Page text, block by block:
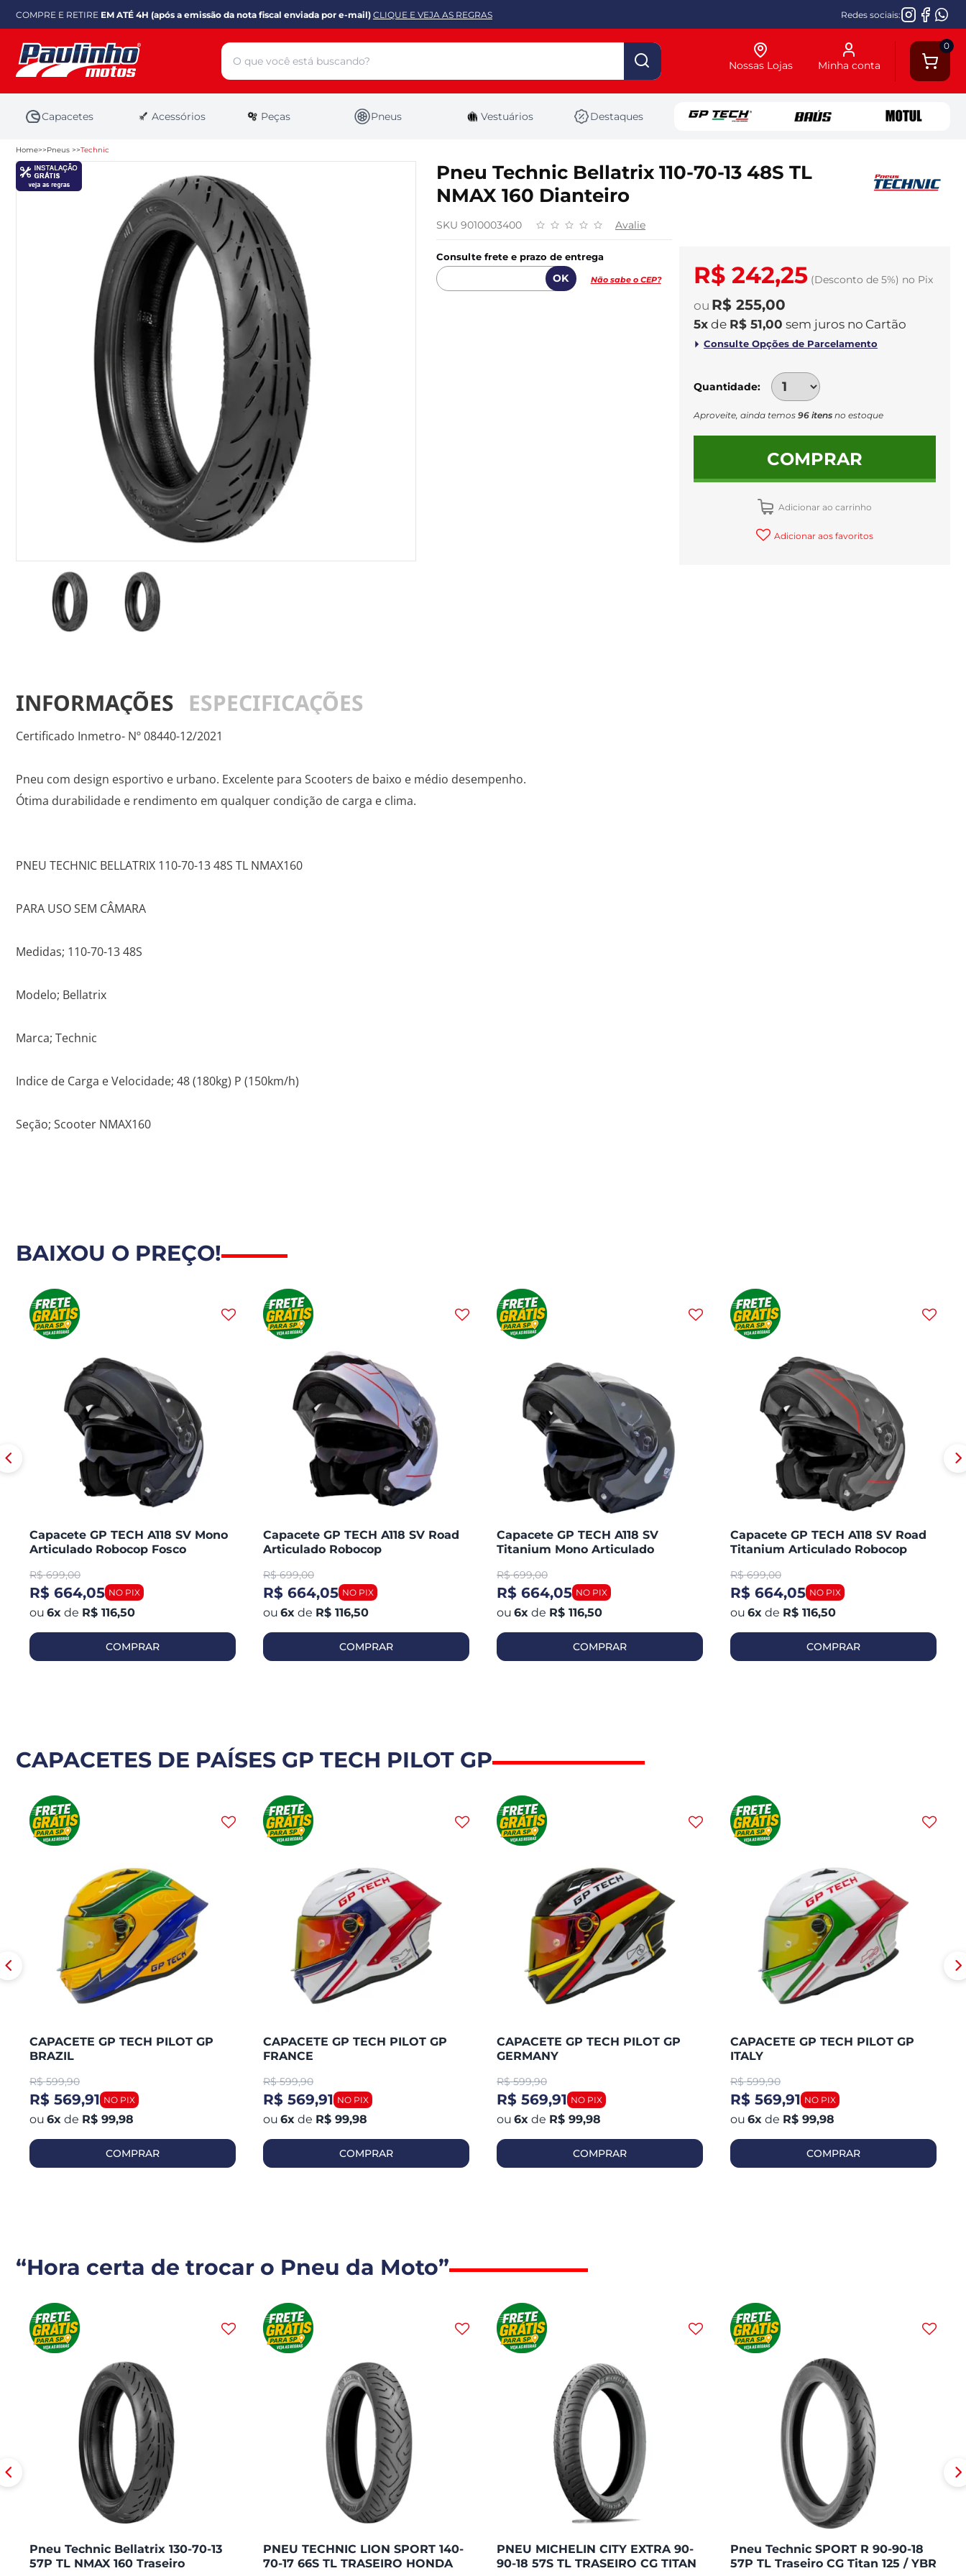
COMPRE E RETIRE EM ATÉ 4H (após a emissão da nota fiscal enviada por e-mail) CLIQUE E VEJA AS REGRAS Redes sociais:
0
Minha conta
Nossas Lojas
Capacetes Acessórios Peças Pneus Vestuários Destaques
Home Pneus Technic
Pneu Technic Bellatrix 110-70-13 48S TL
NMAX 160 Dianteiro
SKU 9010003400 Avalie
Consulte frete e prazo de entrega
Não sabe o CEP? R$ 242,25 (Desconto de 5%) no Pix
R$ 255,00
5x de R$ 51,00 sem juros no
Quantidade
Aproveite, ainda temos 96 itens no estoque
COMPRAR
Adicionar ao carrinho
Adicionar aos favoritos
INFORMAÇÕES ESPECIFICAÇÕES
Certificado Inmetro- Nº 08440-12/2021
Pneu com design esportivo e urbano. Excelente para Scooters de baixo e médio desempenho.
Ótima durabilidade e rendimento em qualquer condição de carga e clima.
PNEU TECHNIC BELLATRIX 110-70-13 48S TL NMAX160
PARA USO SEM CÂMARA
Medidas; 110-70-13 48S
Modelo; Bellatrix
Marca; Technic
Indice de Carga e Velocidade; 48 (180kg) P (150km/h)
Seção; Scooter NMAX160
BAIXOU O PREÇO!
Capacete GP TECH A118 SV Mono
Articulado Robocop Fosco
R$ 699,00
R$ 664,05
6x de R$ 116,50
COMPRAR
Capacete GP TECH A118 SV Road
Articulado Robocop
R$ 699,00
R$ 664,05
6x de R$ 116,50
COMPRAR
Capacete GP TECH A118 SV
Titanium Mono Articulado
R$ 699,00
R$ 664,05
6x de R$ 116,50
COMPRAR
Capacete GP TECH A118 SV Road
Titanium Articulado Robocop
R$ 699,00
R$ 664,05
6x de R$ 116,50
COMPRAR
CAPACETES DE PAÍSES GP TECH PILOT GP
CAPACETE GP TECH PILOT GP
BRAZIL
R$ 599,90
R$ 569,91
6x de R$ 99,98
COMPRAR
CAPACETE GP TECH PILOT GP
FRANCE
R$ 599,90
R$ 569,91
6x de R$ 99,98
COMPRAR
CAPACETE GP TECH PILOT GP
GERMANY
R$ 599,90
R$ 569,91
6x de R$ 99,98
COMPRAR
CAPACETE GP TECH PILOT GP
ITALY
R$ 599,90
R$ 569,91
6x de R$ 99,98
COMPRAR
“Hora certa de trocar o Pneu da Moto”
Pneu Technic Bellatrix 130-70-13
57P TL NMAX 160 Traseiro
PNEU TECHNIC LION SPORT 140-
70-17 66S TL TRASEIRO HONDA
PNEU MICHELIN CITY EXTRA 90-
90-18 57S TL TRASEIRO CG TITAN
Pneu Technic SPORT R 90-90-18
57P TL Traseiro CG Titan 125 / YBR